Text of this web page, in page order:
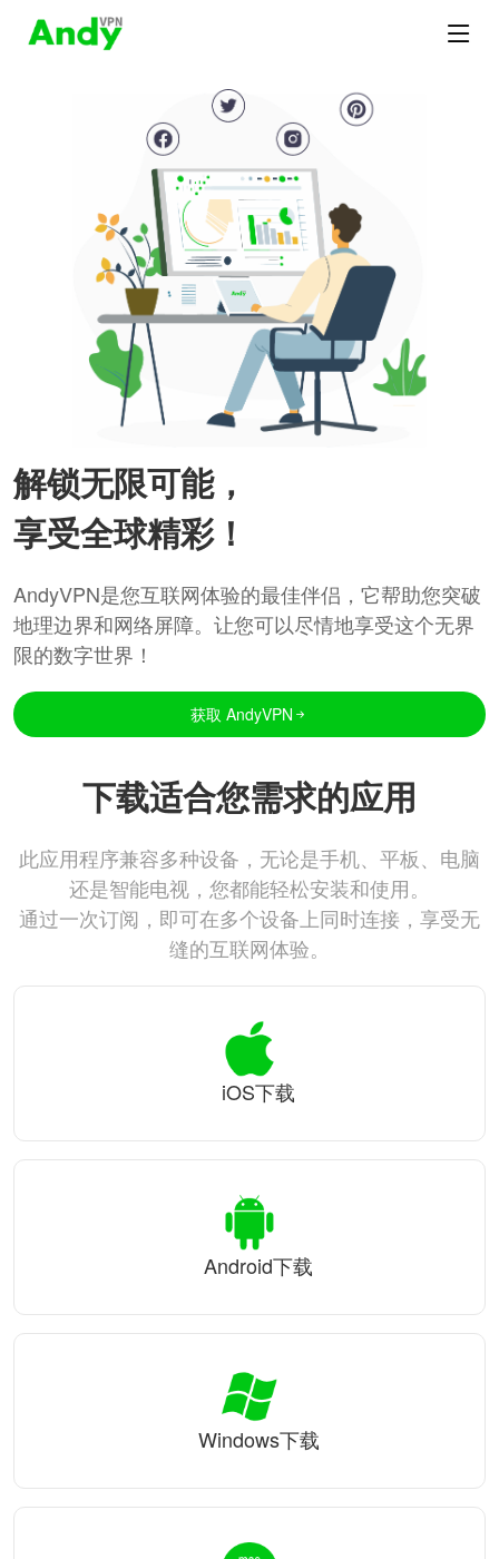
解锁无限可能，
享受全球精彩！
AndyVPN是您互联网体验的最佳伴侣，它帮助您突破
地理边界和网络屏障。让您可以尽情地享受这个无界
限的数字世界！
获取 AndyVPN
下载适合您需求的应用
此应用程序兼容多种设备，无论是手机、平板、电脑
还是智能电视，您都能轻松安装和使用。
通过一次订阅，即可在多个设备上同时连接，享受无
缝的互联网体验。
iOS下载
Android下载
Windows下载